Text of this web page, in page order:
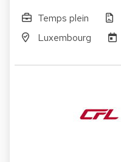
Temps plein
Luxembourg